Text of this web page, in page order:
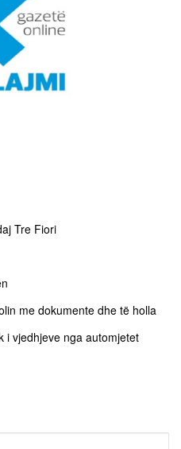
Tre Fiori
me dokumente dhe të holla
i vjedhjeve nga automjetet